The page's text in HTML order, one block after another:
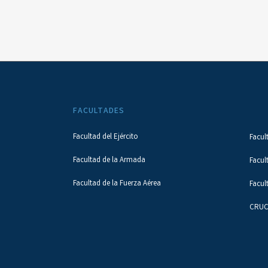
FACULTADES
Facultad del Ejército
Facultad de la Armada
Facultad de la Fuerza Aérea